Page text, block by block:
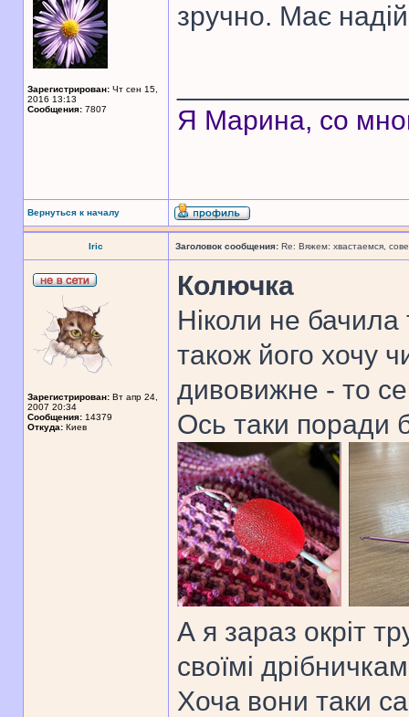
Зарегистрирован: Чт сен 15,
2016 13:13
Сообщения: 7807
зручно. Має
Я Марина, со
Вернуться к началу
Iric Заголовок сообщения: Re: Вяжем: хвастаемся,
Зарегистрирован: Вт апр 24,
2007 20:34
Сообщения: 14379
Откуда: Киев
Колючка
Ніколи не бачила
також його хочу
дивовижне - то
Ось таки поради
А я зараз окріт
своїмі
Хоча вони таки